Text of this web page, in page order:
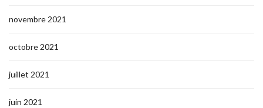
novembre 2021
octobre 2021
juillet 2021
juin 2021